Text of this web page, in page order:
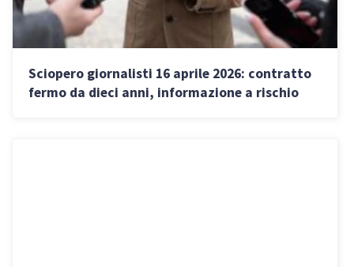
Sciopero giornalisti 16 aprile 2026: contratto
fermo da dieci anni, informazione a rischio